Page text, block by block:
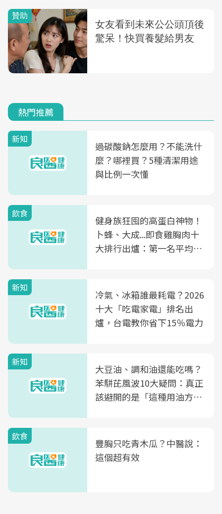
熱門推薦
新知
過碳酸鈉怎麼用？不能洗什
麼？哪裡買？5種清潔用途
與比例一次懂
飲食
健身族狂囤的高蛋白神物！
卜蜂、大成...即食雞胸肉十
大排行出爐：第一名平均一
新知
冷氣、冰箱誰最耗電？2026
十大「吃電家電」排名出
爐，台電教你省下15％電力
新知
大豆油、調和油還能吃嗎？
苯駢芘風波10大疑問：真正
該避開的是「這種用油方
飲食
豐胸只吃青木瓜？中醫說：
這個超有效